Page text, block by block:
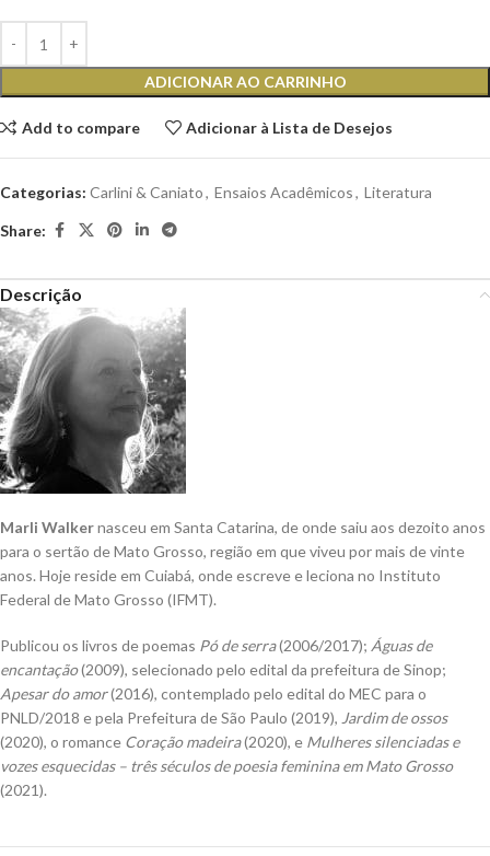
ADICIONAR AO CARRINHO
Add to compare Adicionar à Lista de Desejos
Categorias: Carlini & Caniato, Ensaios Acadêmicos, Literatura
Share:
Descrição
Marli Walkernasceu em Santa Catarina, de onde saiu aos dezoito anos
para o sertão de Mato Grosso, região em que viveu por mais de vinte
anos. Hoje reside em Cuiabá, onde escreve e leciona no Instituto
Federal de Mato Grosso (IFMT).
Publicou os livros de poemas Pó de serra(2006/2017); Águas de
encantação(2009), selecionado pelo edital da prefeitura de Sinop;
Apesar do amor(2016), contemplado pelo edital do MEC para o
PNLD/2018 e pela Prefeitura de São Paulo (2019), Jardim de ossos
(2020), o romance Coração madeira(2020), e Mulheres silenciadas e
vozes esquecidas – três séculos de poesia feminina em Mato Grosso
(2021).